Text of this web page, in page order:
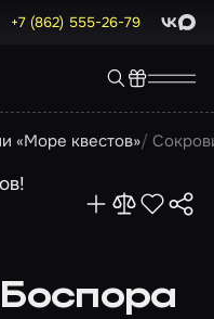
+7 (862) 555-26-79 Max
«Море квестов»